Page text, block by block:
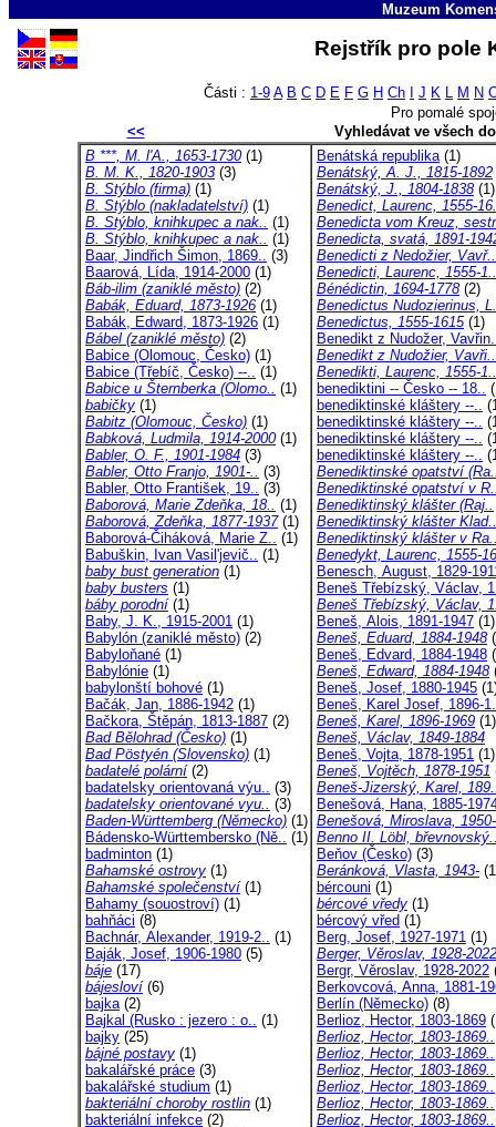
Muzeum
Rejstřík pro pole
Části : 1-9 A B C D E F G H Ch J K L M N
Pro pomalé
<<
Vyhledávat ve všech
B ***, M. l'A., 1653-1730(1)
B. M. K., 1820-1903 (3)
B. Stýblo (firma) (1)
B. Stýblo (nakladatelství) (1)
B. Stýblo, knihkupec a nak.. (1)
B. Stýblo, knihkupec a nak.. (1)
Baar, Jindřich Šimon, 1869.. (3)
Baarová, Lída, 1914-2000 (1)
Báb-ilim (zaniklé město) (2)
Babák, Eduard, 1873-1926 (1)
Babák, Edward, 1873-1926 (1)
Bábel (zaniklé město) (2)
Babice (Olomouc, Česko) (1)
Babice (Třebíč, Česko) --.. (1)
Babice u Šternberka (Olomo.. (1)
babičky (1)
Babitz (Olomouc, Česko) (1)
Babková, Ludmila, 1914-2000(1)
Babler, O. F., 1901-1984 (3)
Babler, Otto Franjo, 1901-.. (3)
Babler, Otto František, 19.. (3)
Baborová, Marie Zdeňka, 18.. (1)
Baborová, Zdeňka, 1877-1937(1)
Baborová-Čiháková, Marie Z.. (1)
Babuškin, Ivan Vasil'jevič.. (1)
baby bust generation (1)
baby busters (1)
báby porodní(1)
Baby, J. K., 1915-2001 (1)
Babylón (zaniklé město) (2)
Babyloňané (1)
Babylónie (1)
babylonští bohové (1)
Bačák, Jan, 1886-1942 (1)
Bačkora, Štěpán, 1813-1887 (2)
Bad Bělohrad (Česko) (1)
Bad Pöstyén (Slovensko) (1)
badatelé polární(2)
badatelsky orientovaná výu.. (3)
badatelsky orientované vyu.. (3)
Baden-Württemberg (Německo) (1)
Bádensko-Württembersko (Ně.. (1)
badminton (1)
Bahamské ostrovy (1)
Bahamské společenství(1)
Bahamy (souostroví) (1)
bahňáci (8)
Bachnár, Alexander, 1919-2.. (1)
Baják, Josef, 1906-1980 (5)
báje (17)
bájesloví(6)
bajka(2)
Bajkal (Rusko : jezero : o.. (1)
bajky (25)
bájné postavy (1)
bakalářské práce (3)
bakalářské studium (1)
bakteriální choroby rostlin (1)
bakteriální infekce (2)
Benátská republika(1)
Benátský, A. J., 1815-1892
Benátský, J., 1804-1838(1)
Benedict, Laurenc, 1555-
Benedicta vom Kreuz,
Benedicta, svatá, 1891-
Benedicti z Nedožier, Vavř..
Benedicti, Laurenc, 1555-1..
Bénédictin, 1694-1778(2)
Benedictus Nudozierinus,
Benedictus, 1555-1615(1)
Benedikt z Nudožer,
Benedikt z Nudožier, Vavři..
Benedikti, Laurenc, 1555-1..
benediktini -- Česko -- 18..
benediktinské kláštery --..
benediktinské kláštery --..
benediktinské kláštery --..
benediktinské kláštery --..
Benediktinské opatství
Benediktinské opatství v
Benediktinský klášter (Raj..
Benediktinský klášter Klad..
Benediktinský klášter v
Benedykt, Laurenc, 1555-
Benesch, August, 1829-
Beneš Třebízský, Václav,
Beneš Třebízský, Václav,
Beneš, Alois, 1891-1947 (1)
Beneš, Eduard, 1884-1948
Beneš, Edvard, 1884-1948
Beneš, Edward, 1884-1948
Beneš, Josef, 1880-1945
Beneš, Karel Josef, 1896-
Beneš, Karel, 1896-1969 (1)
Beneš, Václav, 1849-1884
Beneš, Vojta, 1878-1951 (1)
Beneš, Vojtěch, 1878-1951
Beneš-Jizerský, Karel,
Benešová, Hana, 1885-
Benešová, Miroslava,
Benno II. Löbl,
Beňov (Česko) (3)
Beránková, Vlasta, 1943-
bércouni (1)
bércové vředy (1)
bércový vřed (1)
Berg, Josef, 1927-1971 (1)
Berger, Věroslav, 1928-2022
Bergr, Věroslav, 1928-2022
Berkovcová, Anna, 1881-
Berlín (Německo) (8)
Berlioz, Hector, 1803-1869
Berlioz, Hector, 1803-1869..
Berlioz, Hector, 1803-1869..
Berlioz, Hector, 1803-1869..
Berlioz, Hector, 1803-1869..
Berlioz, Hector, 1803-1869..
Berlioz, Hector, 1803-1869..